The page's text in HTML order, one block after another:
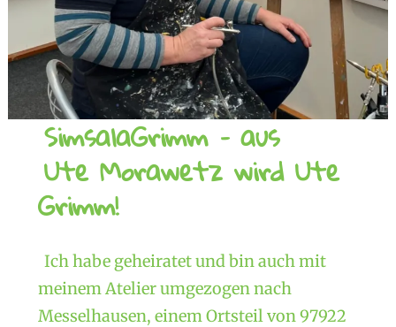
SimsalaGrimm – aus
Ute Morawetz wird Ute
Grimm!
Ich habe geheiratet und bin auch mit
meinem Atelier umgezogen nach
Messelhausen, einem Ortsteil von 97922